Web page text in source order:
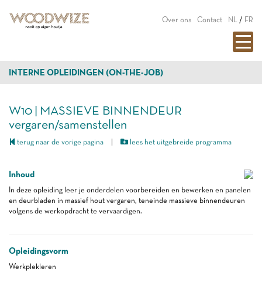
Over ons Contact NL / FR
INTERNE OPLEIDINGEN (ON-THE-JOB)
W10 | MASSIEVE BINNENDEUR
vergaren/samenstellen
terug naar de vorige pagina lees het uitgebreide programma
Inhoud
In deze opleiding leer je onderdelen voorbereiden en bewerken en panelen
en deurbladen in massief hout vergaren, teneinde massieve binnendeuren
volgens de werkopdracht te vervaardigen.
Opleidingsvorm
Werkplekleren